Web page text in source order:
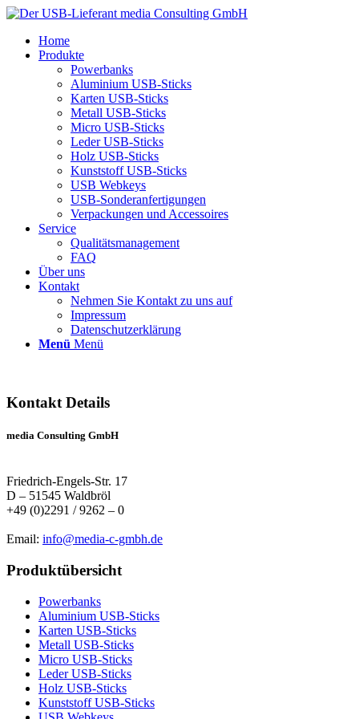
Home
Produkte
Powerbanks
Aluminium USB-Sticks
Karten USB-Sticks
Metall USB-Sticks
Micro USB-Sticks
Leder USB-Sticks
Holz USB-Sticks
Kunststoff USB-Sticks
USB Webkeys
USB-Sonderanfertigungen
Verpackungen und Accessoires
Service
Qualitätsmanagement
FAQ
Über uns
Kontakt
Nehmen Sie Kontakt zu uns auf
Impressum
Datenschutzerklärung
Menü Menü
Kontakt Details
media Consulting GmbH
Friedrich-Engels-Str. 17
D – 51545 Waldbröl
+49 (0)2291 / 9262 – 0
Email: info@media-c-gmbh.de
Produktübersicht
Powerbanks
Aluminium USB-Sticks
Karten USB-Sticks
Metall USB-Sticks
Micro USB-Sticks
Leder USB-Sticks
Holz USB-Sticks
Kunststoff USB-Sticks